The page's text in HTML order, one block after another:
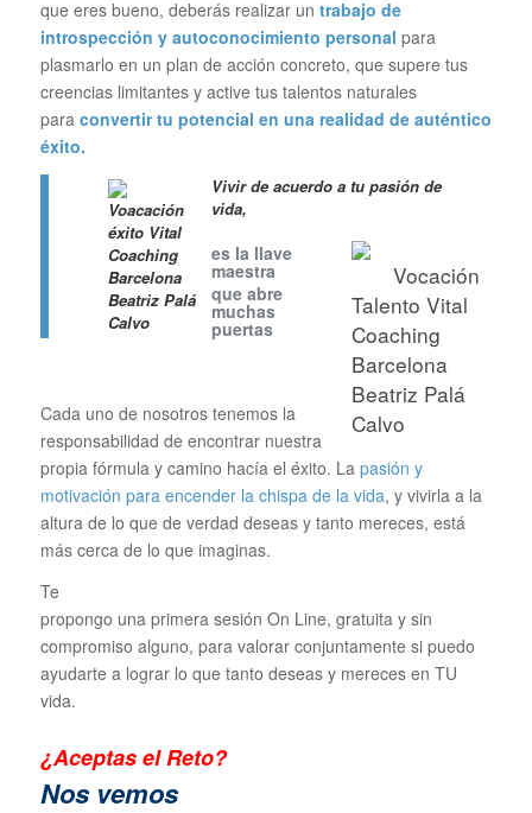
que eres bueno, deberás realizar un trabajo de
introspección y autoconocimiento personal para
plasmarlo en un plan de acción concreto, que supere tus
creencias limitantes y active tus talentos naturales
para convertir tu potencial en una realidad de auténtico
éxito.
Vivir de acuerdo a tu pasión de
vida,
es la llave
maestra
que abre
muchas
puertas
Cada uno de nosotros tenemos la
responsabilidad de encontrar nuestra
propia fórmula y camino hacía el éxito. La pasión y
motivación para encender la chispa de la vida, y vivirla a la
altura de lo que de verdad deseas y tanto mereces, está
más cerca de lo que imaginas.
Te
propongo una primera sesión On Line, gratuita y sin
compromiso alguno, para valorar conjuntamente si puedo
ayudarte a lograr lo que tanto deseas y mereces en TU
vida.
¿Aceptas el Reto?
Nos vemos